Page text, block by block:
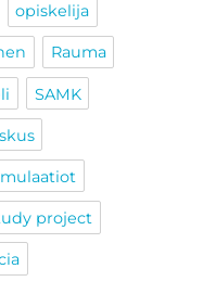
opiskelija
Rauma
SAMK
project